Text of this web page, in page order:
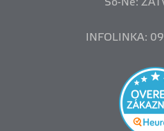
So-Ne:
INFOLINKA: